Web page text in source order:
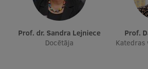
Prof. dr. Sandra Lejniece
Docētāja
Prof.
Katedras